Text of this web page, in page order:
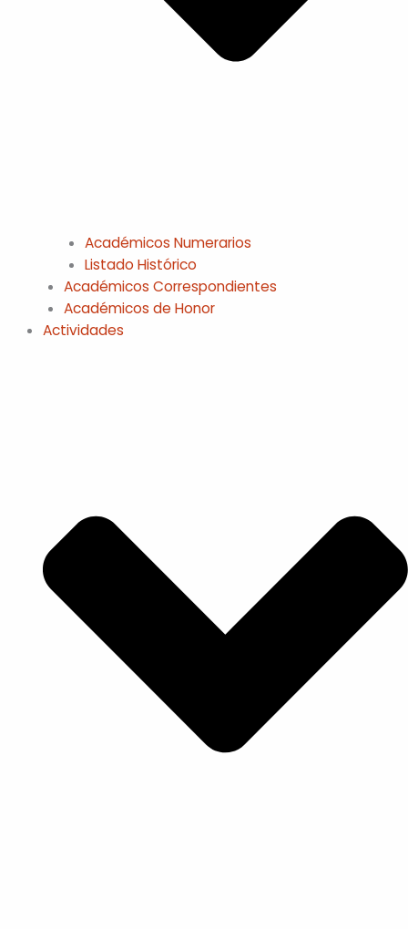
Académicos Numerarios
Listado Histórico
Académicos Correspondientes
Académicos de Honor
Actividades